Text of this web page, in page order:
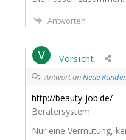
Antworten
Vorsicht
Antwort anNeue
http://beauty-job.de/
Beratersystem
Nur eine Ver­mu­tung,